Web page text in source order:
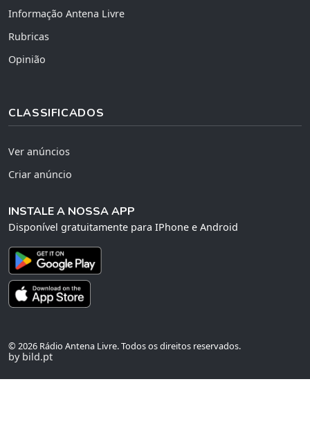
Informação Antena Livre
Rubricas
Opinião
CLASSIFICADOS
Ver anúncios
Criar anúncio
INSTALE A NOSSA APP
Disponível gratuitamente para IPhone e Android
© 2026 Rádio Antena Livre. Todos os direitos reservados.
by bild.pt